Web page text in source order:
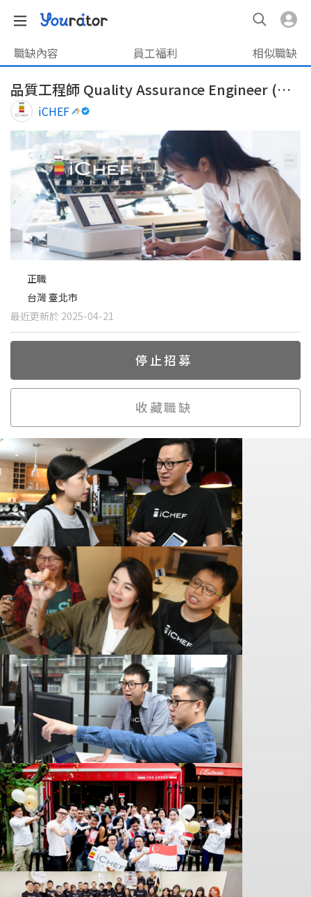
職缺內容 員工福利 相似職缺
品質工程師 Quality Assurance Engineer (軟體手動測試工程師)
iCHEF
正職
台灣 臺北市
最近更新於 2025-04-21
停止招募
收藏職缺